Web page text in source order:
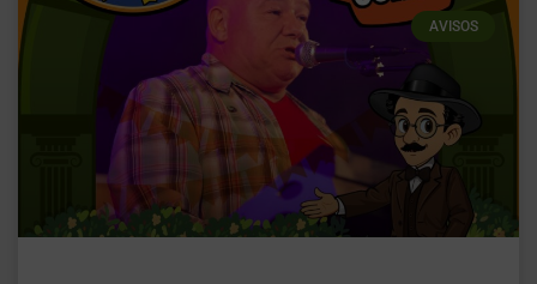
AVISOS